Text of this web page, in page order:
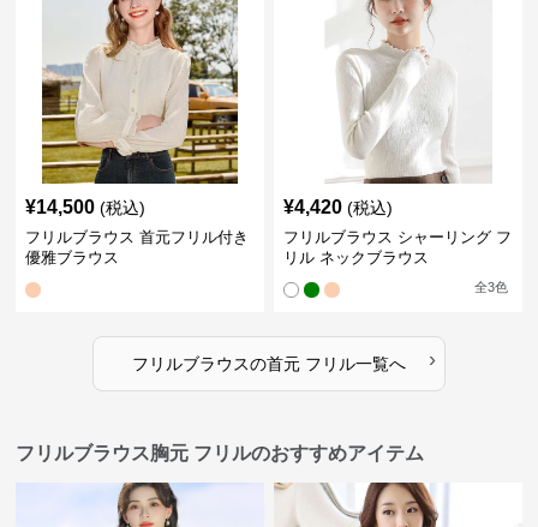
¥14,500 (税込)
フリルブラウス 首元フリル付き
優雅ブラウス
¥4,420 (税込)
フリルブラウス シャーリング フ
リル ネックブラウス
全3色
フリルブラウスの首元 フリル一覧へ ›
フリルブラウス胸元 フリルのおすすめアイテム